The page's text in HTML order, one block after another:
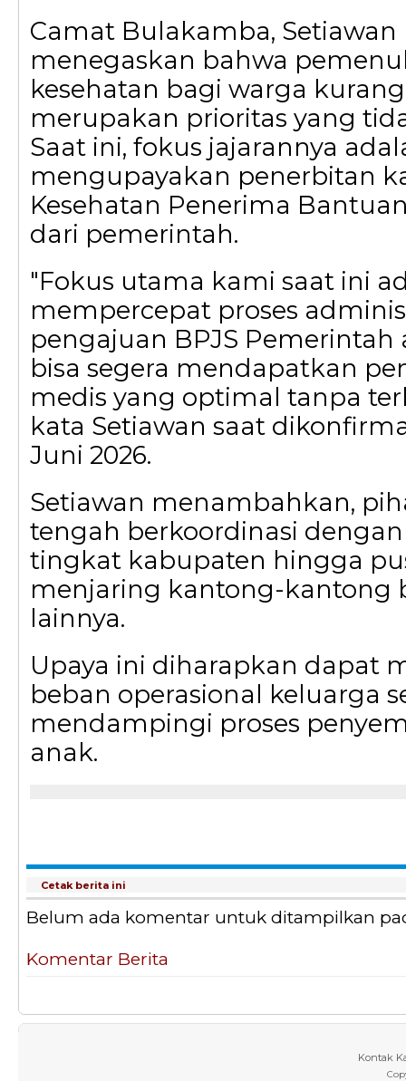
Camat Bulakamba, Setiawan
menegaskan bahwa
kesehatan bagi warga
merupakan prioritas yang
Saat ini, fokus jajarannya
mengupayakan penerbitan
Kesehatan Penerima
dari pemerintah.
"Fokus utama kami saat ini
mempercepat proses
pengajuan BPJS Pemerintah
bisa segera mendapatkan
medis yang optimal tanpa
kata Setiawan saat
Juni 2026.
Setiawan menambahkan,
tengah berkoordinasi
tingkat kabupaten hingga
menjaring kantong-kantong
lainnya.
Upaya ini diharapkan dapat
beban operasional keluarga
mendampingi proses
anak.
Cetak berita ini
Belum ada komentar untuk ditampilkan
Komentar Berita
Kontak